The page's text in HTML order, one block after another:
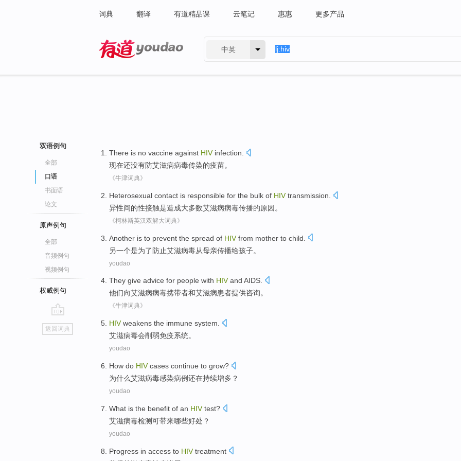
词典 翻译 有道精品课 云笔记 惠惠 更多产品
中英
双语例句
全部
口语
书面语
论文
原声例句
全部
音频例句
视频例句
权威例句
go
top
返回词典
There is no vaccine against HIV infection
现在还没有防艾滋病病毒传染的疫苗。
《牛津词典》
Heterosexual contact is responsible for the bulk of HIV transmission
异性间的性接触是造成大多数艾滋病病毒传播的原因。
《柯林斯英汉双解大词典》
Another is to prevent the spread of HIV from mother to child
另一个是为了防止艾滋病毒从母亲传播给孩子。
youdao
They give advice for people with HIV and AIDS.
他们向艾滋病病毒携带者和艾滋病患者提供咨询。
《牛津词典》
HIV weakens the immune system
艾滋病毒会削弱免疫系统。
youdao
How do HIV cases continue to grow?
为什么艾滋病毒感染病例还在持续增多？
youdao
What is the benefit of an HIV test?
艾滋病毒检测可带来哪些好处 ？
youdao
Progress in access to HIV treatment